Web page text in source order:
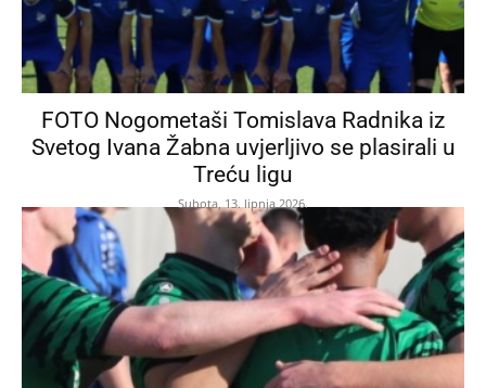
FOTO Nogometaši Tomislava Radnika iz
Svetog Ivana Žabna uvjerljivo se plasirali u
Treću ligu
Subota, 13. lipnja 2026.